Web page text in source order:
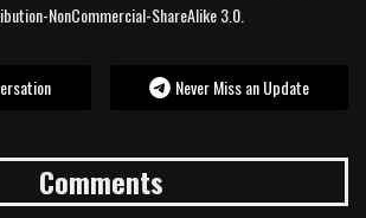
NonCommercial-ShareAlike 3.0.
Never Miss an Update
Comments